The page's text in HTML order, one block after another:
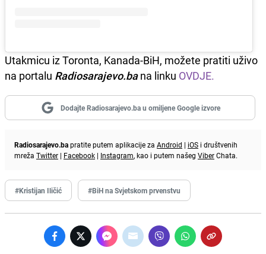
Utakmicu iz Toronta, Kanada-BiH, možete pratiti uživo
na portalu Radiosarajevo.bana linku OVDJE.
Dodajte Radiosarajevo.ba u omiljene Google izvore
Radiosarajevo.bapratite putem aplikacije za Android | iOS i društvenih
mreža Twitter | Facebook | Instagram, kao i putem našeg ViberChata.
#Kristijan Iličić #BiH na Svjetskom prvenstvu